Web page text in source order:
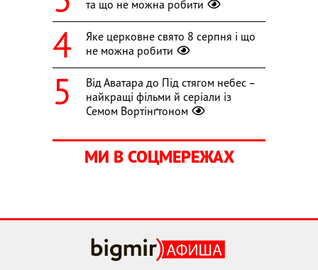
та що не можна робити
Яке церковне свято 8 серпня і що
не можна робити
Від Аватара до Під стягом небес –
найкращі фільми й серіали із
Семом Вортінґтоном
МИ В СОЦМЕРЕЖАХ